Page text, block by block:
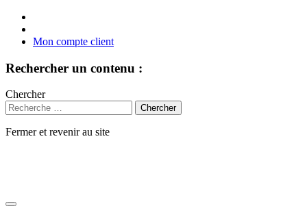
Mon compte client
Rechercher un contenu :
Chercher
Fermer et revenir au site